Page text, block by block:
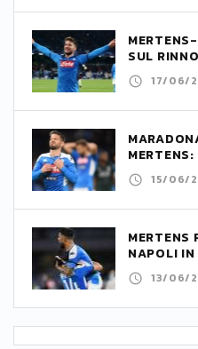
SUL
17/06/
15/06/
MERTENS
NAPOLI IN
13/06/